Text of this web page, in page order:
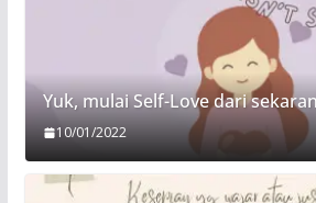
Yuk, mulai Self-Love dari
10/01/2022